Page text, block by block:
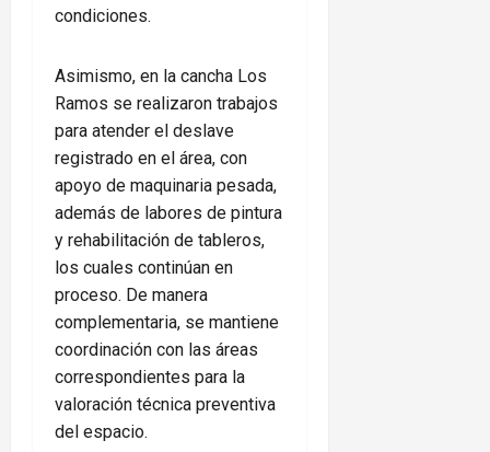
condiciones.
Asimismo, en la cancha Los
Ramos se realizaron trabajos
para atender el deslave
registrado en el área, con
apoyo de maquinaria pesada,
además de labores de pintura
y rehabilitación de tableros,
los cuales continúan en
proceso. De manera
complementaria, se mantiene
coordinación con las áreas
correspondientes para la
valoración técnica preventiva
del espacio.